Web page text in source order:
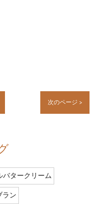
次のページ >
バタークリーム
ラン